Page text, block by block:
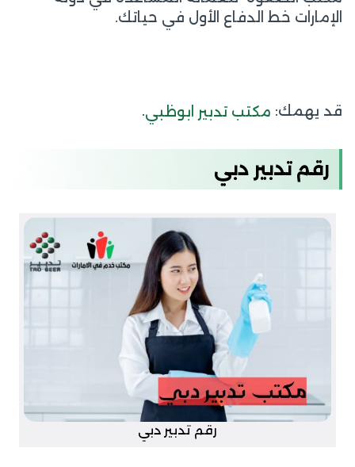
الإمارات خط الدفاع الأول في حياتك.
قد يهمك: مكتب تدبير ابوظبي.
رقم تدبير دبي
رقم تدبير دبي